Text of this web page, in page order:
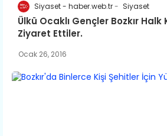
Siyaset - haber.web.tr Siyaset
Ülkü Ocaklı Gençler Bozkır
Ziyaret Ettiler.
Ocak 26, 2016